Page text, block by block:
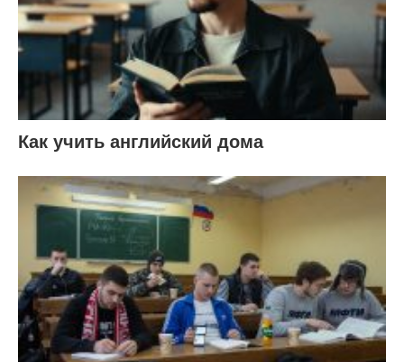
Как учить английский дома